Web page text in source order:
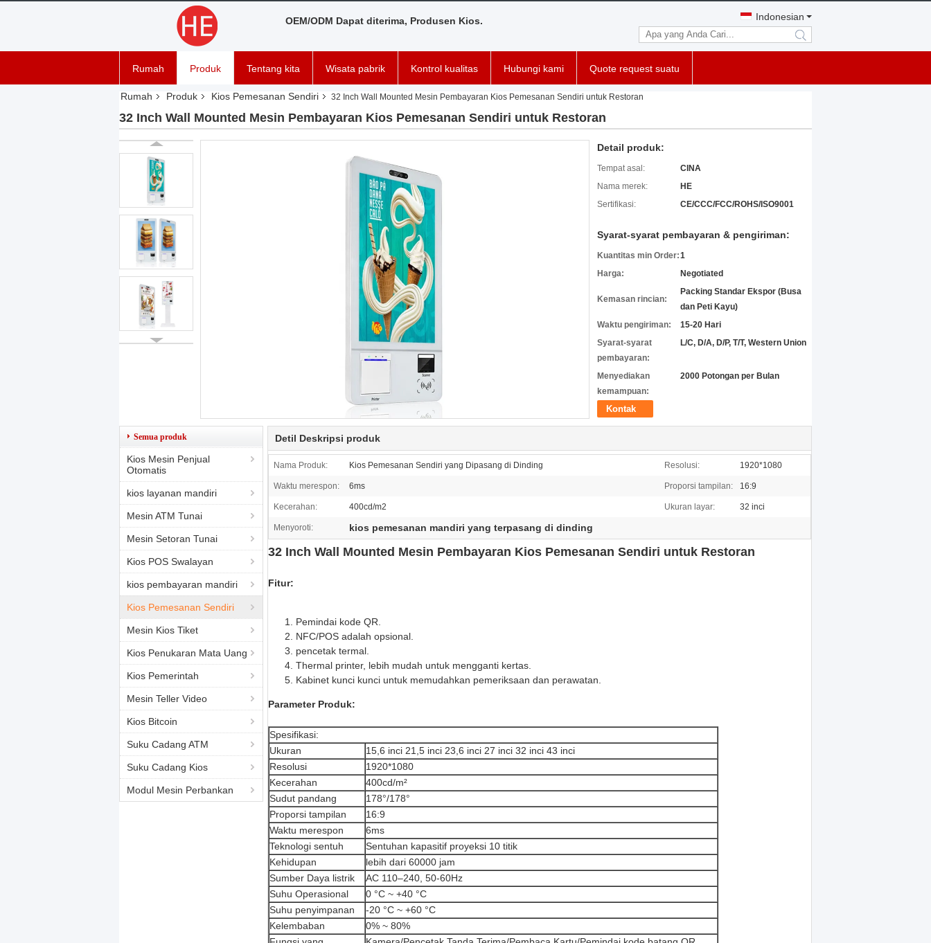
OEM/ODM Dapat diterima, Produsen Kios. Indonesian
search
Rumah Produk Tentang kita Wisata pabrik Kontrol kualitas Hubungi kami Quote request suatu
Rumah Produk Kios Pemesanan Sendiri 32 Inch Wall Mounted Mesin Pembayaran Kios Pemesanan Sendiri untuk Restoran
32 Inch Wall Mounted Mesin Pembayaran Kios Pemesanan Sendiri untuk Restoran
Detail produk:
Tempat asal:
CINA
Nama merek:
HE
Sertifikasi:
CE/CCC/FCC/ROHS/ISO9001
Syarat-syarat pembayaran & pengiriman:
Kuantitas min Order:1
Harga:
Negotiated
Kemasan rincian:
Packing Standar Ekspor (Busa
dan Peti Kayu)
Waktu pengiriman:
15-20 Hari
Syarat-syarat
pembayaran:
L/C, D/A, D/P, T/T, Western Union
Menyediakan
kemampuan:
2000 Potongan per Bulan
Kontak
Semua produk
Kios Mesin Penjual
Otomatis
kios layanan mandiri
Mesin ATM Tunai
Mesin Setoran Tunai
Kios POS Swalayan
kios pembayaran mandiri
Kios Pemesanan Sendiri
Mesin Kios Tiket
Kios Penukaran Mata Uang
Kios Pemerintah
Mesin Teller Video
Kios Bitcoin
Suku Cadang ATM
Suku Cadang Kios
Modul Mesin Perbankan
Detil Deskripsi produk
Nama Produk: Kios Pemesanan Sendiri yang Dipasang di Dinding Resolusi: 1920*1080
Waktu merespon: 6ms Proporsi tampilan: 16:9
Kecerahan: 400cd/m2 Ukuran layar: 32 inci
Menyoroti: kios pemesanan mandiri yang terpasang di dinding
32 Inch Wall Mounted Mesin Pembayaran Kios Pemesanan Sendiri untuk Restoran
Fitur:
Pemindai kode QR.
NFC/POS adalah opsional.
pencetak termal.
Thermal printer, lebih mudah untuk mengganti kertas.
Kabinet kunci kunci untuk memudahkan pemeriksaan dan perawatan.
Parameter Produk:
Spesifikasi:
Ukuran
15,6 inci 21,5 inci 23,6 inci 27 inci 32 inci 43 inci
Resolusi
1920*1080
Kecerahan
400cd/m²
Sudut pandang
178°/178°
Proporsi tampilan
16:9
Waktu merespon
6ms
Teknologi sentuh
Sentuhan kapasitif proyeksi 10 titik
Kehidupan
lebih dari 60000 jam
Sumber Daya listrik
AC 110–240, 50-60Hz
Suhu Operasional
0 °C ~ +40 °C
Suhu penyimpanan
-20 °C ~ +60 °C
Kelembaban
0% ~ 80%